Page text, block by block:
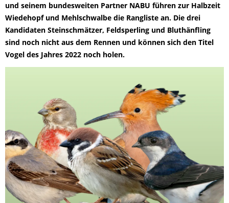
und seinem bundesweiten Partner NABU führen zur Halbzeit
Wiedehopf und Mehlschwalbe die Rangliste an. Die drei
Kandidaten Steinschmätzer, Feldsperling und Bluthänfling
sind noch nicht aus dem Rennen und können sich den Titel
Vogel des Jahres 2022 noch holen.